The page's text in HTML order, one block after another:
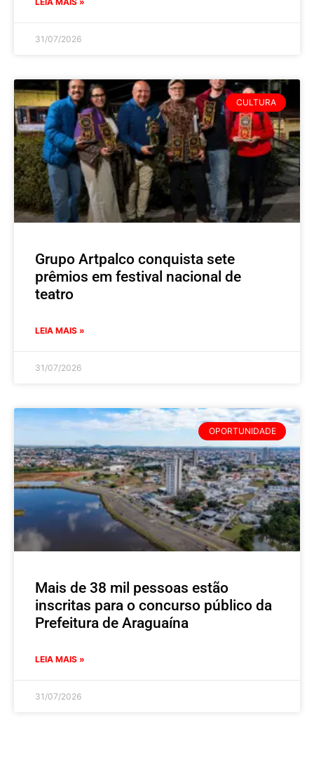
31/07/2026
CULTURA
Grupo Artpalco conquista sete
prêmios em festival nacional de
teatro
LEIA MAIS »
31/07/2026
OPORTUNIDADE
Mais de 38 mil pessoas estão
inscritas para o concurso público da
Prefeitura de Araguaína
LEIA MAIS »
31/07/2026